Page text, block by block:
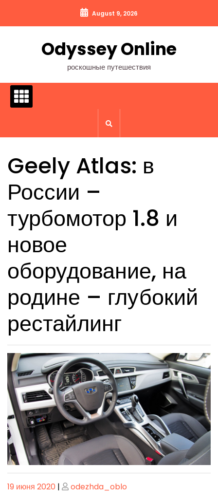
содержимому
August 9, 2026
Odyssey Online
роскошные путешествия
Geely Atlas: в
России –
турбомотор 1.8 и
новое
оборудование, на
родине – глубокий
рестайлинг
Опубликовано
19 июня 2020 | Опубликовано
odezhda_oblo